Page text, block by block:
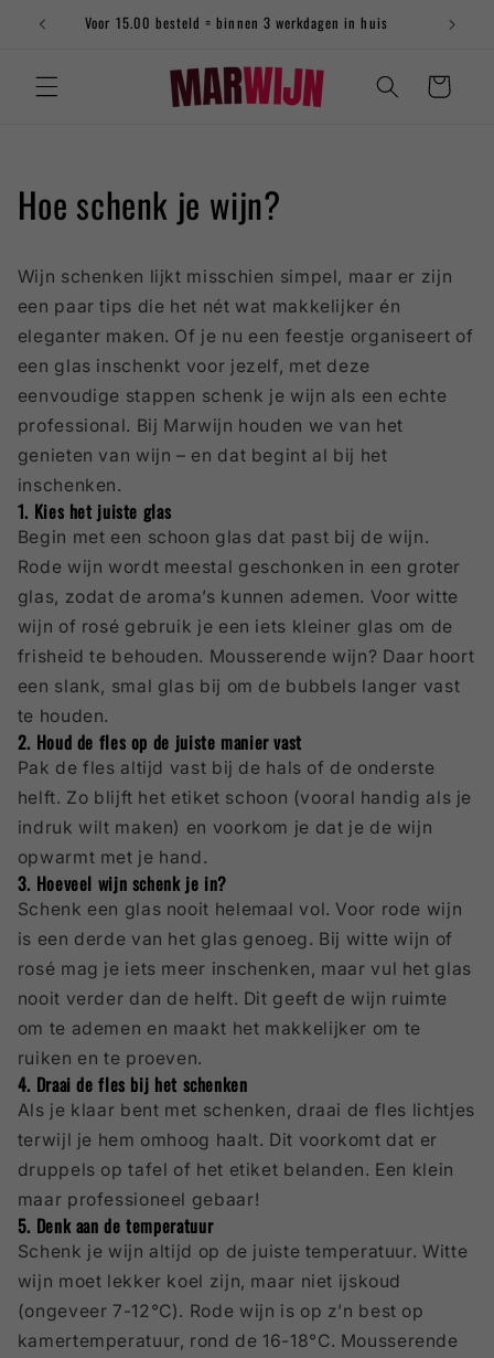
naar
de
Voor 15.00 besteld = binnen 3 werkdagen in huis
Winkelwagen
Hoe schenk je wijn?
Wijn schenken lijkt misschien simpel, maar er zijn
een paar tips die het nét wat makkelijker én
eleganter maken. Of je nu een feestje organiseert of
een glas inschenkt voor jezelf, met deze
eenvoudige stappen schenk je wijn als een echte
professional. Bij Marwijn houden we van het
genieten van wijn – en dat begint al bij het
inschenken.
1. Kies het juiste glas
Begin met een schoon glas dat past bij de wijn.
Rode wijn wordt meestal geschonken in een groter
glas, zodat de aroma’s kunnen ademen. Voor witte
wijn of rosé gebruik je een iets kleiner glas om de
frisheid te behouden. Mousserende wijn? Daar hoort
een slank, smal glas bij om de bubbels langer vast
te houden.
2. Houd de fles op de juiste manier vast
Pak de fles altijd vast bij de hals of de onderste
helft. Zo blijft het etiket schoon (vooral handig als je
indruk wilt maken) en voorkom je dat je de wijn
opwarmt met je hand.
3. Hoeveel wijn schenk je in?
Schenk een glas nooit helemaal vol. Voor rode wijn
is een derde van het glas genoeg. Bij witte wijn of
rosé mag je iets meer inschenken, maar vul het glas
nooit verder dan de helft. Dit geeft de wijn ruimte
om te ademen en maakt het makkelijker om te
ruiken en te proeven.
4. Draai de fles bij het schenken
Als je klaar bent met schenken, draai de fles lichtjes
terwijl je hem omhoog haalt. Dit voorkomt dat er
druppels op tafel of het etiket belanden. Een klein
maar professioneel gebaar!
5. Denk aan de temperatuur
Schenk je wijn altijd op de juiste temperatuur. Witte
wijn moet lekker koel zijn, maar niet ijskoud
(ongeveer 7-12°C). Rode wijn is op z’n best op
kamertemperatuur, rond de 16-18°C. Mousserende